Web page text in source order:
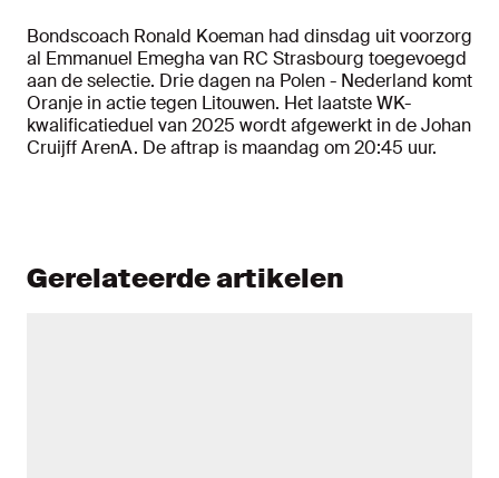
Bondscoach Ronald Koeman had dinsdag uit voorzorg
al Emmanuel Emegha van RC Strasbourg toegevoegd
aan de selectie. Drie dagen na Polen - Nederland komt
Oranje in actie tegen Litouwen. Het laatste WK-
kwalificatieduel van 2025 wordt afgewerkt in de Johan
Cruijff ArenA. De aftrap is maandag om 20:45 uur.
Gerelateerde artikelen